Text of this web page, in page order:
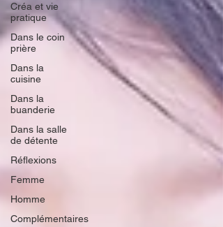
Créa et vie
pratique
Dans le coin
prière
Dans la
cuisine
Dans la
buanderie
Dans la salle
de détente
Réflexions
Femme
Homme
Complémentaires